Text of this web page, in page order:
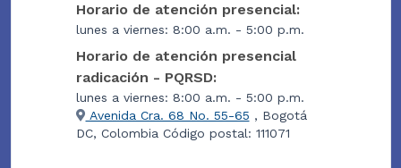
Horario de atención presencial:
lunes a viernes: 8:00 a.m. - 5:00 p.m.
Horario de atención presencial
radicación - PQRSD:
lunes a viernes: 8:00 a.m. - 5:00 p.m.
Avenida Cra. 68 No. 55-65 , Bogotá
DC, Colombia Código postal: 111071